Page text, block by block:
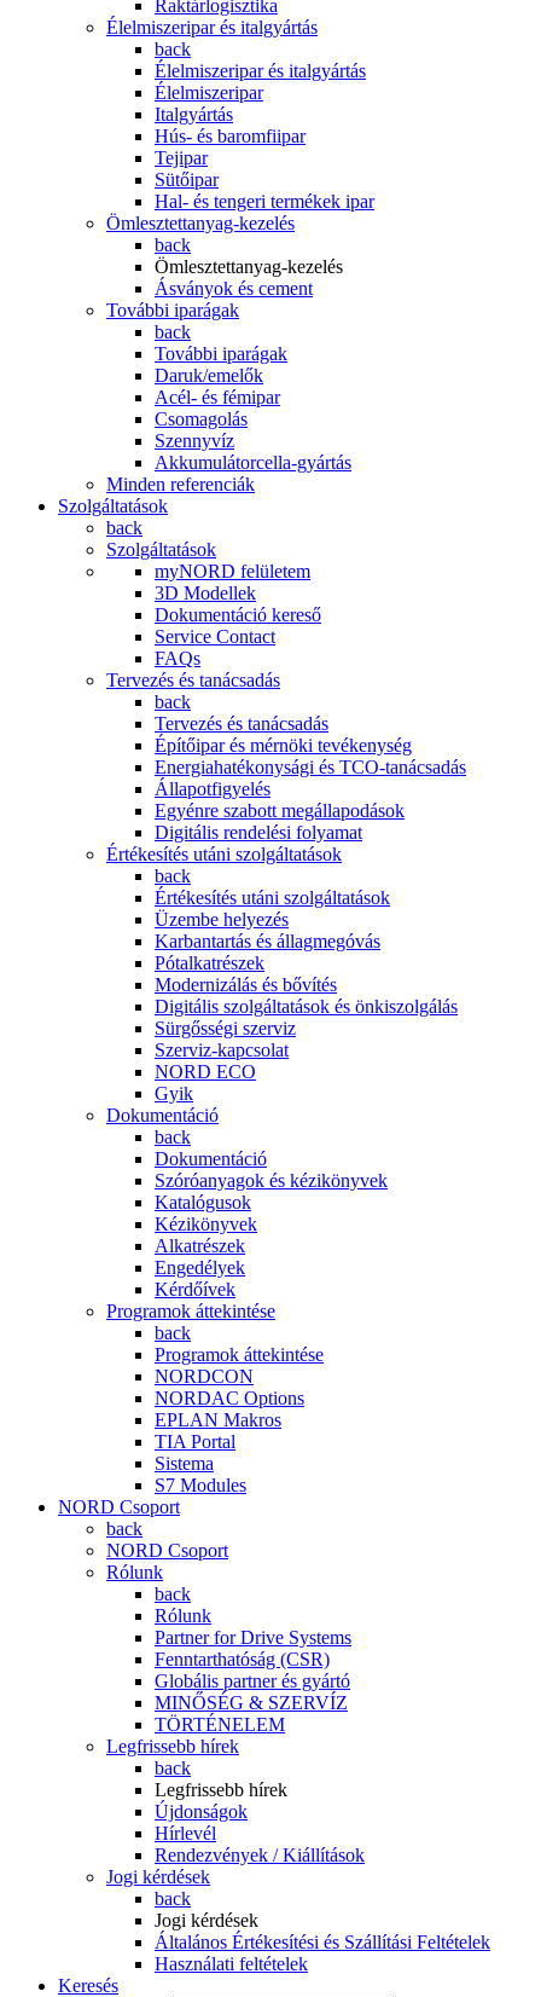
Raktárlogisztika
Élelmiszeripar és italgyártás
back
Élelmiszeripar és italgyártás
Élelmiszeripar
Italgyártás
Hús- és baromfiipar
Tejipar
Sütőipar
Hal- és tengeri termékek ipar
Ömlesztettanyag-kezelés
back
Ömlesztettanyag-kezelés
Ásványok és cement
További iparágak
back
További iparágak
Daruk/emelők
Acél- és fémipar
Csomagolás
Szennyvíz
Akkumulátorcella-gyártás
Minden referenciák
Szolgáltatások
back
Szolgáltatások
myNORD felületem
3D Modellek
Dokumentáció kereső
Service Contact
FAQs
Tervezés és tanácsadás
back
Tervezés és tanácsadás
Építőipar és mérnöki tevékenység
Energiahatékonysági és TCO-tanácsadás
Állapotfigyelés
Egyénre szabott megállapodások
Digitális rendelési folyamat
Értékesítés utáni szolgáltatások
back
Értékesítés utáni szolgáltatások
Üzembe helyezés
Karbantartás és állagmegóvás
Pótalkatrészek
Modernizálás és bővítés
Digitális szolgáltatások és önkiszolgálás
Sürgősségi szerviz
Szerviz-kapcsolat
NORD ECO
Gyik
Dokumentáció
back
Dokumentáció
Szóróanyagok és kézikönyvek
Katalógusok
Kézikönyvek
Alkatrészek
Engedélyek
Kérdőívek
Programok áttekintése
back
Programok áttekintése
NORDCON
NORDAC Options
EPLAN Makros
TIA Portal
Sistema
S7 Modules
NORD Csoport
back
NORD Csoport
Rólunk
back
Rólunk
Partner for Drive Systems
Fenntarthatóság (CSR)
Globális partner és gyártó
MINŐSÉG & SZERVÍZ
TÖRTÉNELEM
Legfrissebb hírek
back
Legfrissebb hírek
Újdonságok
Hírlevél
Rendezvények / Kiállítások
Jogi kérdések
back
Jogi kérdések
Általános Értékesítési és Szállítási Feltételek
Használati feltételek
Keresés